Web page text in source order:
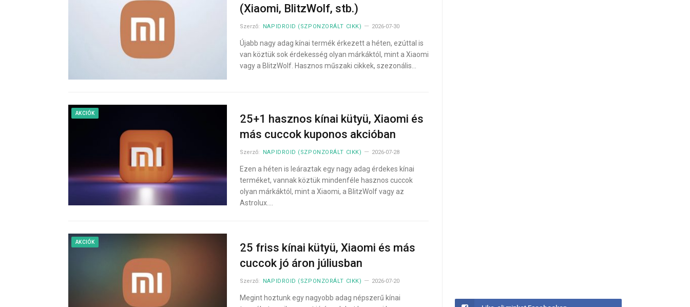
(Xiaomi, BlitzWolf, stb.)
Szerző: NAPIDROID (SZPONZORÁLT CIKK) 2026-07-30
Újabb nagy adag kínai termék érkezett a héten, ezúttal is
van köztük sok érdekesség olyan márkáktól, mint a Xiaomi
vagy a BlitzWolf. Hasznos műszaki cikkek, szezonális…
AKCIÓK
25+1 hasznos kínai kütyü, Xiaomi és
más cuccok kuponos akcióban
Szerző: NAPIDROID (SZPONZORÁLT CIKK) 2026-07-28
Ezen a héten is leáraztak egy nagy adag érdekes kínai
terméket, vannak köztük mindenféle hasznos cuccok
olyan márkáktól, mint a Xiaomi, a BlitzWolf vagy az
Astrolux.…
AKCIÓK
25 friss kínai kütyü, Xiaomi és más
cuccok jó áron júliusban
Szerző: NAPIDROID (SZPONZORÁLT CIKK) 2026-07-20
Megint hoztunk egy nagyobb adag népszerű kínai